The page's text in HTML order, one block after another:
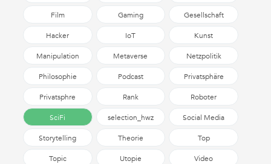
Film Gaming Gesellschaft
Hacker IoT Kunst
Manipulation Metaverse Netzpolitik
Philosophie Podcast Privatsphäre
Privatsphre Rank Roboter
SciFi selection_hwz Social Media
Storytelling Theorie Top
Topic Utopie Video